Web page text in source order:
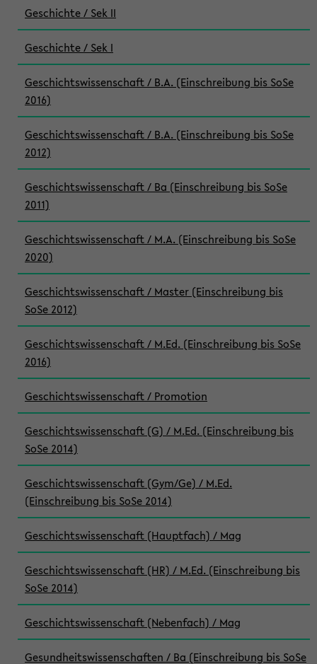
Geschichte / Sek II
Geschichte / Sek I
Geschichtswissenschaft / B.A. (Einschreibung bis SoSe
2016)
Geschichtswissenschaft / B.A. (Einschreibung bis SoSe
2012)
Geschichtswissenschaft / Ba (Einschreibung bis SoSe
2011)
Geschichtswissenschaft / M.A. (Einschreibung bis SoSe
2020)
Geschichtswissenschaft / Master (Einschreibung bis
SoSe 2012)
Geschichtswissenschaft / M.Ed. (Einschreibung bis SoSe
2016)
Geschichtswissenschaft / Promotion
Geschichtswissenschaft (G) / M.Ed. (Einschreibung bis
SoSe 2014)
Geschichtswissenschaft (Gym/Ge) / M.Ed.
(Einschreibung bis SoSe 2014)
Geschichtswissenschaft (Hauptfach) / Mag
Geschichtswissenschaft (HR) / M.Ed. (Einschreibung bis
SoSe 2014)
Geschichtswissenschaft (Nebenfach) / Mag
Gesundheitswissenschaften / Ba (Einschreibung bis SoSe